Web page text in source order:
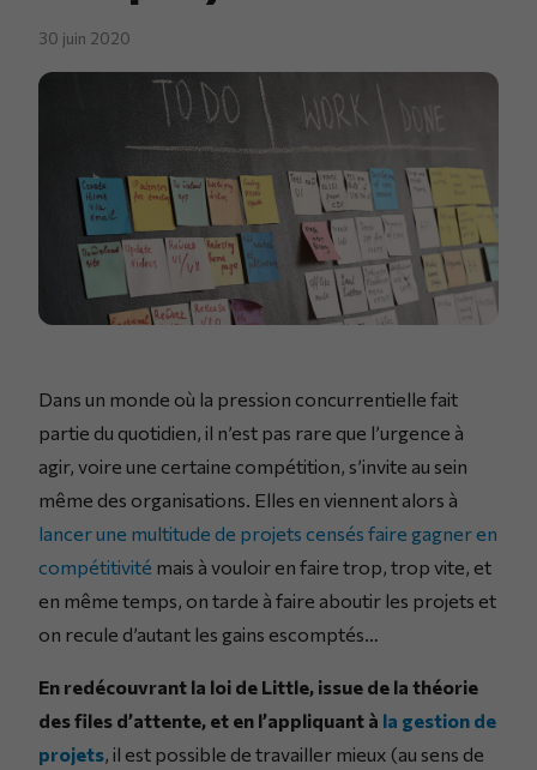
30 juin 2020
Dans un monde où la pression concurrentielle fait
partie du quotidien, il n’est pas rare que l’urgence à
agir, voire une certaine compétition, s’invite au sein
même des organisations. Elles en viennent alors à
lancer une multitude de projets censés faire gagner en
compétitivité mais à vouloir en faire trop, trop vite, et
en même temps, on tarde à faire aboutir les projets et
on recule d’autant les gains escomptés…
En redécouvrant la loi de Little, issue de la théorie
des files d’attente, et en l’appliquant à la gestion de
projets, il est possible de travailler mieux (au sens de